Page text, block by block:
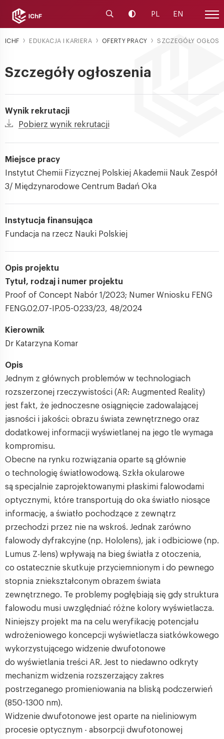
Uruchom wyszukiwarkę
Zmień kontrast
PL EN
ICHF EDUKACJA I KARIERA OFERTY PRACY SZCZEGÓŁY
Szczegóły ogłoszenia
Wynik rekrutacji
Pobierz wynik rekrutacji
Miejsce pracy
Instytut Chemii Fizycznej Polskiej Akademii Nauk Zespół
3/ Międzynarodowe Centrum Badań Oka
Instytucja finansująca
Fundacja na rzecz Nauki Polskiej
Opis projektu
Tytuł, rodzaj i numer projektu
Proof of Concept Nabór 1/2023; Numer Wniosku FENG
FENG.02.07-IP.05-0233/23, 48/2024
Kierownik
Dr Katarzyna Komar
Opis
Jednym z głównych problemów w technologiach
rozszerzonej rzeczywistości (AR: Augmented Reality)
jest fakt, że jednoczesne osiągnięcie zadowalającej
jasności i jakości: obrazu świata zewnętrznego oraz
dodatkowej informacji wyświetlanej na jego tle wymaga
kompromisu.
Obecne na rynku rozwiązania oparte są głównie
o technologię światłowodową. Szkła okularowe
są specjalnie zaprojektowanymi płaskimi falowodami
optycznymi, które transportują do oka światło niosące
informację, a światło pochodzące z zewnątrz
przechodzi przez nie na wskroś. Jednak zarówno
falowody dyfrakcyjne (np. Hololens), jak i odbiciowe (np.
Lumus Z-lens) wpływają na bieg światła z otoczenia,
co ostatecznie skutkuje przyciemnionym i do pewnego
stopnia zniekształconym obrazem świata
zewnętrznego. Te problemy pogłębiają się gdy struktura
falowodu musi uwzględniać różne kolory wyświetlacza.
Niniejszy projekt ma na celu weryfikację potencjału
wdrożeniowego koncepcji wyświetlacza siatkówkowego
wykorzystującego widzenie dwufotonowe
do wyświetlania treści AR. Jest to niedawno odkryty
mechanizm widzenia rozszerzający zakres
postrzeganego promieniowania na bliską podczerwień
(850-1300 nm).
Widzenie dwufotonowe jest oparte na nieliniowym
procesie optycznym - absorpcji dwufotonowej